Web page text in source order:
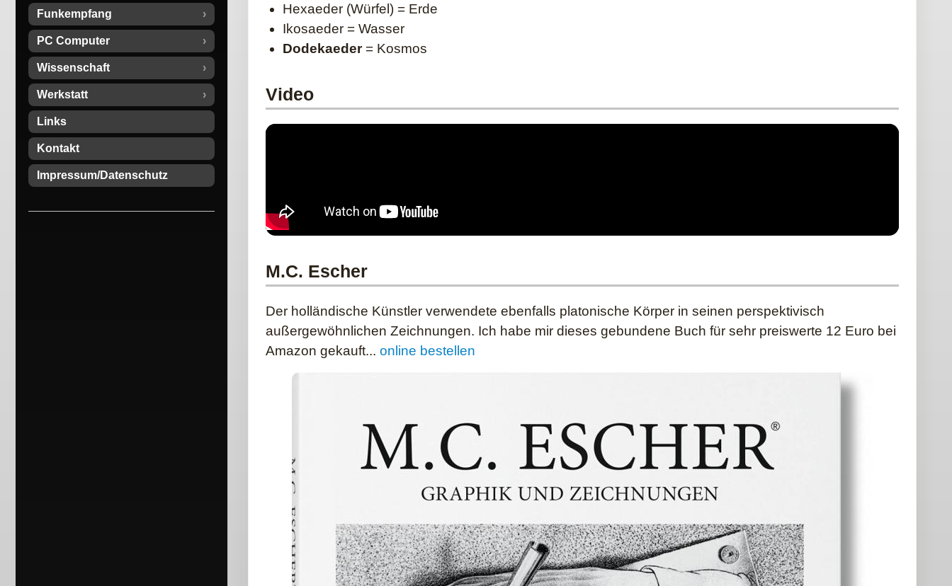
Funkempfang
PC Computer
Wissenschaft
Werkstatt
Links
Kontakt
Impressum/Datenschutz
Hexaeder (Würfel) = Erde
Ikosaeder = Wasser
Dodekaeder= Kosmos
Video
M.C. Escher
Der holländische Künstler verwendete ebenfalls platonische Körper in seinen perspektivisch
außergewöhnlichen Zeichnungen. Ich habe mir dieses gebundene Buch für sehr preiswerte 12 Euro bei
Amazon gekauft... online bestellen